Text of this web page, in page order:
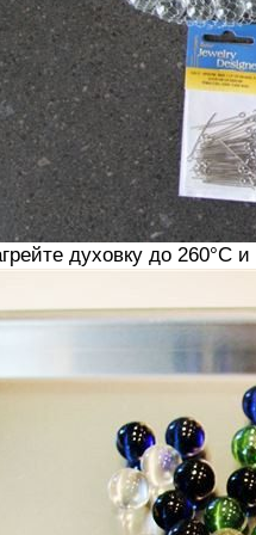
духовку до 260°C